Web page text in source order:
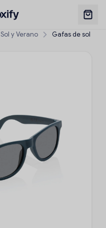
Sol y Verano Gafas de sol de